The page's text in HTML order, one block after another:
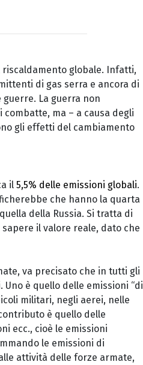
globale. Infatti,
di gas serra e ancora di
La guerra non
ma – a causa degli
gli effetti del cambiamento
il 5,5% delle emissioni globali.
che hanno la quarta
della Russia. Si tratta di
il valore reale, dato che
va precisato che in tutti gli
è quello delle emissioni “di
militari, negli aerei, nelle
è quello delle
ecc., cioè le emissioni
le emissioni di
attività delle forze armate,